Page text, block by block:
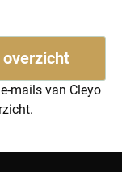
mails van Cleyo